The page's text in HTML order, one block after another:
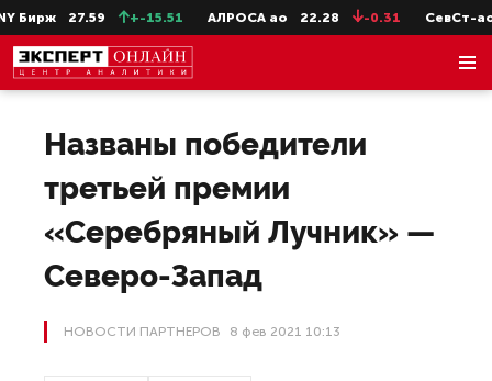
27.59 +-15.51 АЛРОСА ао 22.28 -0.31 СевСт-ао
Названы победители
третьей премии
«Серебряный Лучник» —
Северо-Запад
НОВОСТИ ПАРТНЕРОВ 8 фев 2021 10:13